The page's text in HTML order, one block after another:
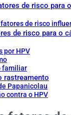
de risco para
de risco
de risco para o
por HPV
familiar
rastreamento
Papanicolau
contra o HPV